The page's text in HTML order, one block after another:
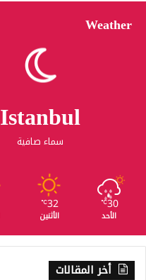
Weather
Istanbul
سماء صافية
30
℃
الأحد
32
℃
الأثنين
أخر المقالات